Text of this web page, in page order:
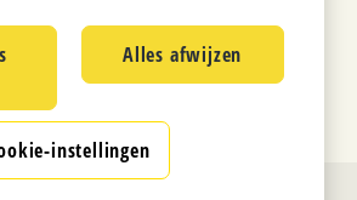
Alles afwijzen
instellingen